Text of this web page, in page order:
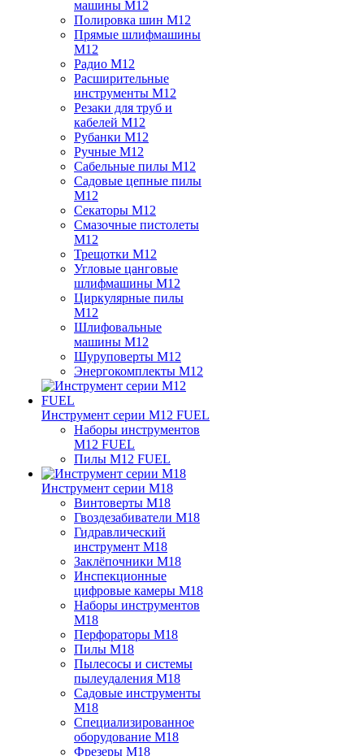
машины M12
Полировка шин M12
Прямые шлифмашины
M12
Радио M12
Расширительные
инструменты M12
Резаки для труб и
кабелей M12
Рубанки M12
Ручные M12
Сабельные пилы M12
Садовые цепные пилы
M12
Секаторы M12
Смазочные пистолеты
M12
Трещотки M12
Угловые цанговые
шлифмашины M12
Циркулярные пилы
M12
Шлифовальные
машины M12
Шуруповерты M12
Энергокомплекты M12
Инструмент серии M12 FUEL
Наборы инструментов
M12 FUEL
Пилы M12 FUEL
Инструмент серии M18
Винтоверты M18
Гвоздезабиватели M18
Гидравлический
инструмент M18
Заклёпочники M18
Инспекционные
цифровые камеры M18
Наборы инструментов
M18
Перфораторы M18
Пилы M18
Пылесосы и системы
пылеудаления M18
Садовые инструменты
M18
Специализированное
оборудование M18
Фрезеры M18